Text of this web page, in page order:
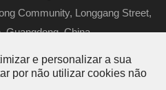
Community, Longgang Street,
Guangdong, China
e personalizar a sua
por não utilizar cookies não